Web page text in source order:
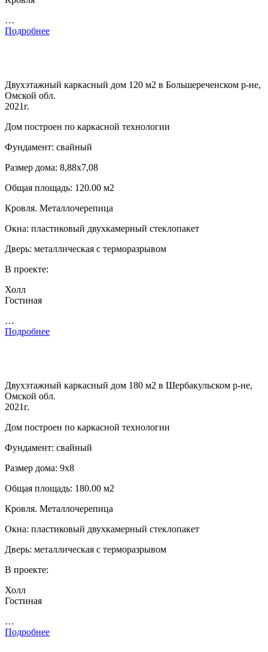
…
Подробнее
Двухэтажный каркасный дом 120 м2 в Большереченском р-не,
Омской обл.
2021г.
Дом построен по каркасной технологии
Фундамент: свайный
Размер дома: 8,88х7,08
Общая площадь: 120.00 м2
Кровля. Металлочерепица
Окна: пластиковый двухкамерный стеклопакет
Дверь: металлическая с терморазрывом
В проекте:
Холл
Гостиная
…
Подробнее
Двухэтажный каркасный дом 180 м2 в Шербакульском р-не,
Омской обл.
2021г.
Дом построен по каркасной технологии
Фундамент: свайный
Размер дома: 9х8
Общая площадь: 180.00 м2
Кровля. Металлочерепица
Окна: пластиковый двухкамерный стеклопакет
Дверь: металлическая с терморазрывом
В проекте:
Холл
Гостиная
…
Подробнее